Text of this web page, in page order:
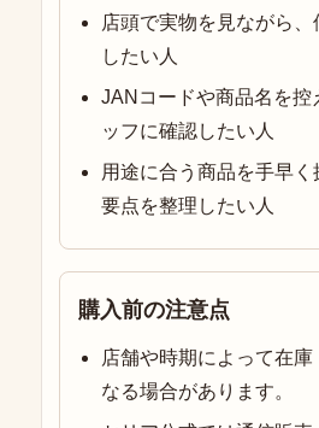
店頭で実物を見ながら
したい人
JANコードや商品名を控
ッフに確認したい人
用途に合う商品を手早く
要点を整理したい人
購入前の注意点
店舗や時期によって在
なる場合があります。